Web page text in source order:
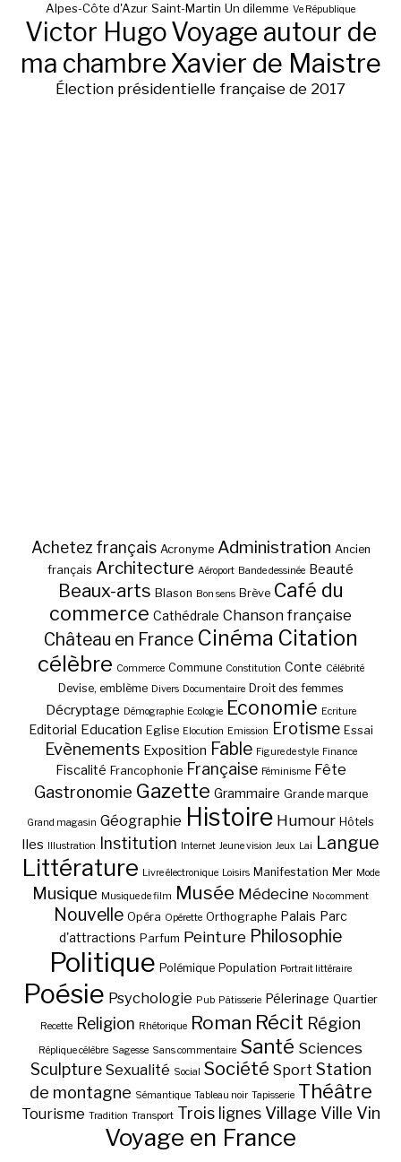
Alpes-Côte d'Azur Saint-Martin Un dilemme Ve République
Victor HugoVoyage autour de
ma chambreXavier de Maistre
Élection présidentielle française de 2017
Achetez français Acronyme Administration Ancien
français Architecture Aéroport Bande dessinée Beauté
Beaux-arts Blason Bon sens Brève Café du
commerce Cathédrale Chanson française
Château en France Cinéma Citation
célèbre Commerce Commune Constitution Conte Célébrité
Devise, emblème Divers Documentaire Droit des femmes
Décryptage Démographie Ecologie Economie Ecriture
Editorial Education Eglise Elocution Emission Erotisme Essai
Evènements Exposition Fable Figure de style Finance
Fiscalité Francophonie Française Féminisme Fête
Gastronomie Gazette Grammaire Grande marque
Grand magasin Géographie Histoire Humour Hôtels
Iles Illustration Institution Internet Jeune vision Jeux Lai Langue
Littérature Livre électronique Loisirs Manifestation Mer Mode
Musique Musique de film Musée Médecine No comment
Nouvelle Opéra Opérette Orthographe Palais Parc
d'attractions Parfum Peinture Philosophie
Politique Polémique Population Portrait littéraire
Poésie Psychologie Pub Pâtisserie Pélerinage Quartier
Recette Religion Rhétorique Roman Récit Région
Réplique célèbre Sagesse Sans commentaire Santé Sciences
Sculpture Sexualité Social Société Sport Station
de montagne Sémantique Tableau noir Tapisserie Théâtre
Tourisme Tradition Transport Trois lignes Village Ville Vin
Voyage en France